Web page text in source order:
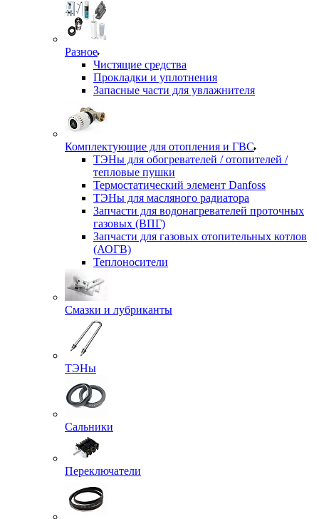
Разное
Чистящие средства
Прокладки и уплотнения
Запасные части для увлажнителя
Комплектующие для отопления и ГВС
ТЭНы для обогревателей / отопителей /
тепловые пушки
Термостатический элемент Danfoss
ТЭНы для масляного радиатора
Запчасти для водонагревателей проточных
газовых (ВПГ)
Запчасти для газовых отопительных котлов
(АОГВ)
Теплоносители
Смазки и лубриканты
ТЭНы
Сальники
Переключатели